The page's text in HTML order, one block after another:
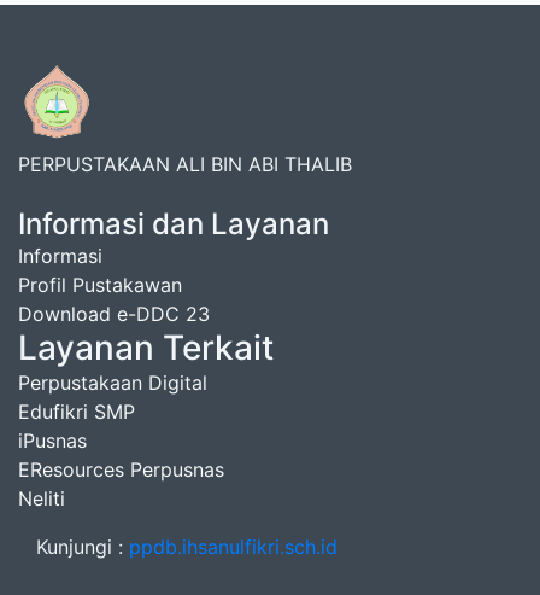
PERPUSTAKAAN ALI BIN ABI THALIB
Informasi dan Layanan
Informasi
Profil Pustakawan
Download e-DDC 23
Layanan Terkait
Perpustakaan Digital
Edufikri SMP
iPusnas
EResources Perpusnas
Neliti
Kunjungi : ppdb.ihsanulfikri.sch.id